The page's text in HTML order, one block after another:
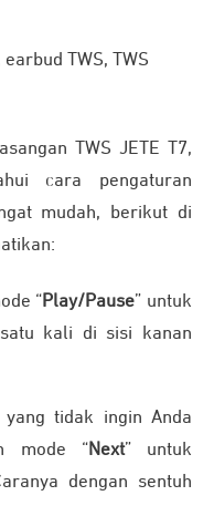
TWS JETE T7,
cara pengaturan
mudah, berikut di
“Play/Pause” untuk
kali di sisi kanan
tidak ingin Anda
mode “Next” untuk
dengan sentuh